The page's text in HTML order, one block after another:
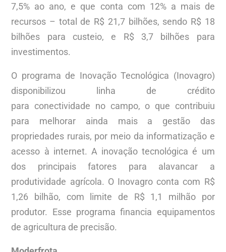
7,5% ao ano, e que conta com 12% a mais de
recursos – total de R$ 21,7 bilhões, sendo R$ 18
bilhões para custeio, e R$ 3,7 bilhões para
investimentos.
O programa de Inovação Tecnológica (Inovagro)
disponibilizou linha de crédito
para conectividade no campo, o que contribuiu
para melhorar ainda mais a gestão das
propriedades rurais, por meio da informatização e
acesso à internet. A inovação tecnológica é um
dos principais fatores para alavancar a
produtividade agrícola. O Inovagro conta com R$
1,26 bilhão, com limite de R$ 1,1 milhão por
produtor. Esse programa financia equipamentos
de agricultura de precisão.